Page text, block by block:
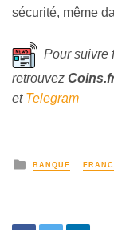
sécurité, même
Pour suivre
retrouvez Coins
et Telegram
BANQUE